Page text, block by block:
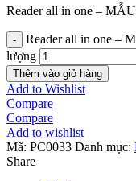
Reader all in one –
Reader all in one –
lượng
Thêm vào giỏ hàng
Add to Wishlist
Compare
Compare
Add to wishlist
Mã: PC0033 Danh mục:
Share